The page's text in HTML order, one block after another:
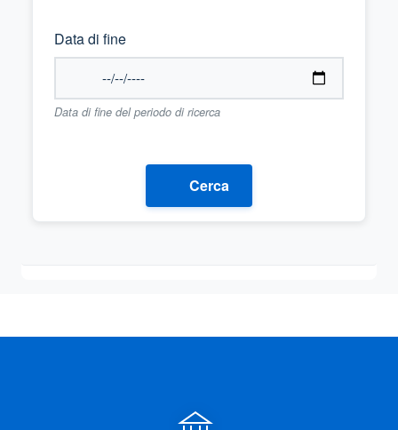
Data di fine
Data di fine del periodo di ricerca
Cerca